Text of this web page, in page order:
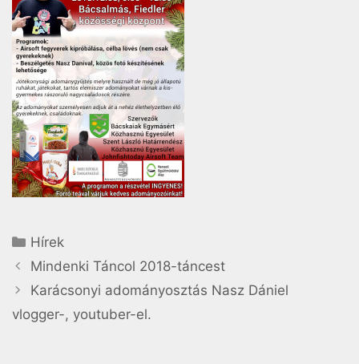
Hírek
Mindenki Táncol 2018-táncest
Karácsonyi adományosztás Nasz Dániel
vlogger-, youtuber-el.